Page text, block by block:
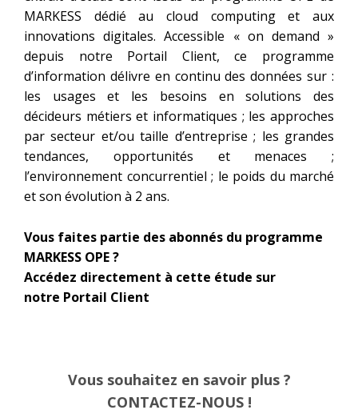
MARKESS dédié au cloud computing et aux
innovations digitales. Accessible « on demand »
depuis notre Portail Client, ce programme
d’information délivre en continu des données sur :
les usages et les besoins en solutions des
décideurs métiers et informatiques ; les approches
par secteur et/ou taille d’entreprise ; les grandes
tendances, opportunités et menaces ;
l’environnement concurrentiel ; le poids du marché
et son évolution à 2 ans.
Vous faites partie des abonnés du programme
MARKESS OPE ?
Accédez directement à cette étude sur
notre Portail Client
Vous souhaitez en savoir plus ?
CONTACTEZ-NOUS !